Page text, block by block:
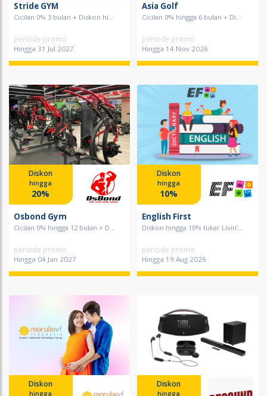
Stride GYM
Cicilan 0% 3 bulan + Diskon hi...
periode promo
Hingga 31 Jul 2027
Asia Golf
Cicilan 0% hingga 6 bulan + Di...
periode promo
Hingga 14 Nov 2026
Diskon
hingga
20%
Osbond Gym
Cicilan 0% hingga 12 bulan + D...
periode promo
Hingga 04 Jan 2027
Diskon
hingga
10%
English First
Diskon hingga 10% tukar Livin’...
periode promo
Hingga 19 Aug 2026
Diskon
hingga
Diskon
hingga